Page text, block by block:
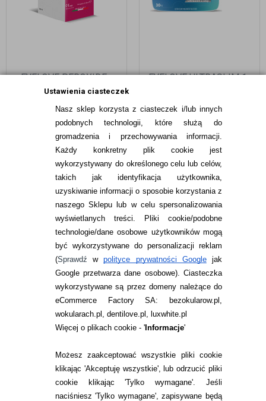
Ustawienia ciasteczek
Nasz sklep korzysta z ciasteczek i/lub innych
podobnych technologii, które służą do
gromadzenia i przechowywania informacji.
Każdy konkretny plik cookie jest
wykorzystywany do określonego celu lub celów,
takich jak identyfikacja użytkownika,
uzyskiwanie informacji o sposobie korzystania z
naszego Sklepu lub w celu spersonalizowania
wyświetlanych treści.
Pliki cookie/podobne
technologie/dane osobowe użytkowników mogą
być wykorzystywane do personalizacji reklam
(Sprawdźwpolityce prywatności Googlejak
Google przetwarza dane osobowe). Ciasteczka
wykorzystywane są przez domeny należące do
eCommerce Factory SA: bezokularow.pl,
wokularach.pl, dentilove.pl, luxwhite.pl
Więcej o plikach cookie - 'Informacje'
Możesz zaakceptować wszystkie pliki cookie
klikając 'Akceptuję wszystkie', lub odrzucić pliki
cookie klikając 'Tylko wymagane'. Jeśli
naciśniesz 'Tylko wymagane', zapisywane będą
EYELOVE PEROXIDE+
360 ML - PŁYN
KONSERWANTÓW
39,99pln
EYELOVE ULTRASLIM 1-
214,97 pln
INFORMACJE KONTAKTOWE
JAK ZAMAWIAĆ?
ZWROTY I REKLAMACJA
WARUNKI ZAKUPÓW
RANKINGI SOCZEWEK
SOCZEWKI KOLOROWE
Zwrot (odstąpienie od umowy)
ZMIEŃ USTAWIENIA ZGODY NA CIASTECZKA